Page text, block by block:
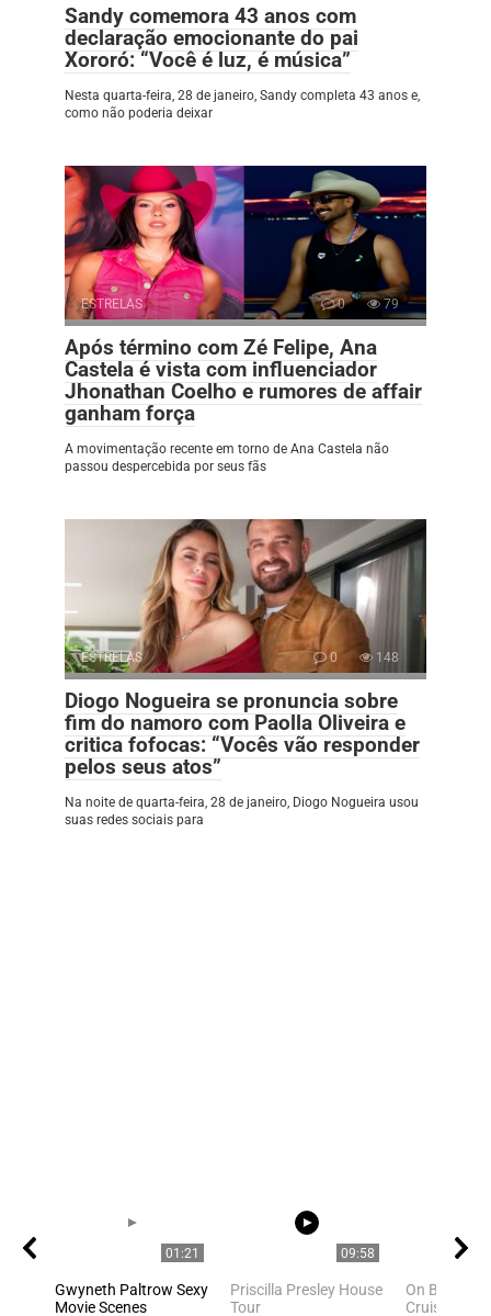
Sandy comemora 43 anos com
declaração emocionante do pai
Xororó: “Você é luz, é música”
Nesta quarta-feira, 28 de janeiro, Sandy completa 43 anos e,
como não poderia deixar
ESTRELAS 0 79
Após término com Zé Felipe, Ana
Castela é vista com influenciador
Jhonathan Coelho e rumores de affair
ganham força
A movimentação recente em torno de Ana Castela não
passou despercebida por seus fãs
ESTRELAS 0 148
Diogo Nogueira se pronuncia sobre
fim do namoro com Paolla Oliveira e
critica fofocas: “Vocês vão responder
pelos seus atos”
Na noite de quarta-feira, 28 de janeiro, Diogo Nogueira usou
suas redes sociais para
01:21
Gwyneth Paltrow Sexy
Movie Scenes
09:58
Priscilla Presley House
Tour
On Board
Cruises